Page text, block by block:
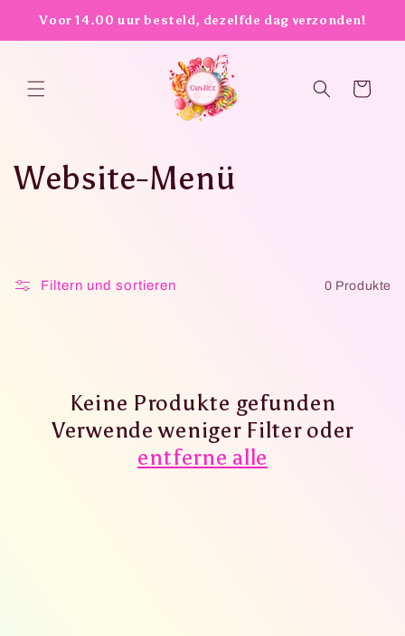
zum
Inhalt
Voor 14.00 uur besteld, dezelfde dag verzonden!
Warenkorb
K
e
Website-Menü
Filtern und sortieren 0 Produkte
Keine Produkte gefunden
Verwende weniger Filter oder
entferne alle